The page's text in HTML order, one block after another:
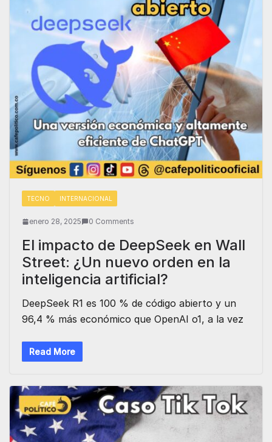
TECNO INTERNACIONAL
enero 28, 2025 0 Comments
El impacto de DeepSeek en Wall
Street: ¿Un nuevo orden en la
inteligencia artificial?
DeepSeek R1 es 100 % de código abierto y un
96,4 % más económico que OpenAI o1, a la vez
Read More